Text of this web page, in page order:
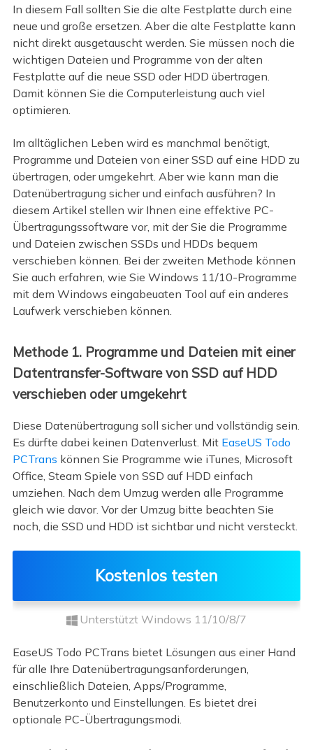
In diesem Fall sollten Sie die alte Festplatte durch eine
neue und große ersetzen. Aber die alte Festplatte kann
nicht direkt ausgetauscht werden. Sie müssen noch die
wichtigen Dateien und Programme von der alten
Festplatte auf die neue SSD oder HDD übertragen.
Damit können Sie die Computerleistung auch viel
optimieren.
Im alltäglichen Leben wird es manchmal benötigt,
Programme und Dateien von einer SSD auf eine HDD zu
übertragen, oder umgekehrt. Aber wie kann man die
Datenübertragung sicher und einfach ausführen? In
diesem Artikel stellen wir Ihnen eine effektive PC-
Übertragungssoftware vor, mit der Sie die Programme
und Dateien zwischen SSDs und HDDs bequem
verschieben können. Bei der zweiten Methode können
Sie auch erfahren, wie Sie Windows 11/10-Programme
mit dem Windows eingabeuaten Tool auf ein anderes
Laufwerk verschieben können.
Methode 1. Programme und Dateien mit einer
Datentransfer-Software von SSD auf HDD
verschieben oder umgekehrt
Diese Datenübertragung soll sicher und vollständig sein.
Es dürfte dabei keinen Datenverlust. Mit EaseUS Todo
PCTrans können Sie Programme wie iTunes, Microsoft
Office, Steam Spiele von SSD auf HDD einfach
umziehen. Nach dem Umzug werden alle Programme
gleich wie davor. Vor der Umzug bitte beachten Sie
noch, die SSD und HDD ist sichtbar und nicht versteckt.
Kostenlos testen
Unterstützt Windows 11/10/8/7
EaseUS Todo PCTrans bietet Lösungen aus einer Hand
für alle Ihre Datenübertragungsanforderungen,
einschließlich Dateien, Apps/Programme,
Benutzerkonto und Einstellungen. Es bietet drei
optionale PC-Übertragungsmodi.